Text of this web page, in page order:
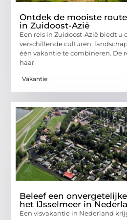
Ontdek de mooiste
in Zuidoost-Azië
Een reis in Zuidoost-Azië biedt u
verschillende culturen,
één vakantie te combineren. De
haar
Vakantie
Beleef een
het IJsselmeer in
Een visvakantie in Nederland